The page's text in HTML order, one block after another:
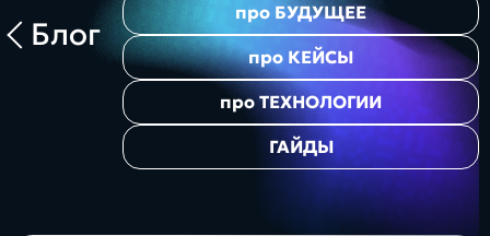
Проекты
Блог
про БУДУЩЕЕ
про КЕЙСЫ
проТЕХНОЛОГИИ
ГАЙДЫ